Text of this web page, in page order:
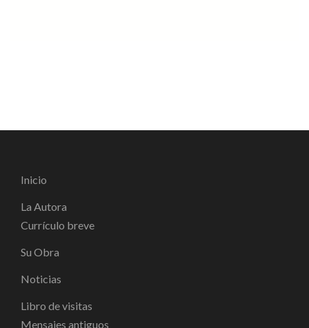
Inicio
La Autora
Currículo breve
Su Obra
Noticias
Libro de visitas
Mensajes antiguos